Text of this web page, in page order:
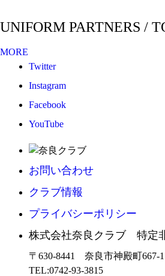
UNIFORM PARTNERS /
MORE
Twitter
Instagram
Facebook
YouTube
お問い合わせ
クラブ情報
プライバシーポリシー
株式会社奈良クラブ 特定
〒630-8441 奈良市神殿町667-
TEL:0742-93-3815